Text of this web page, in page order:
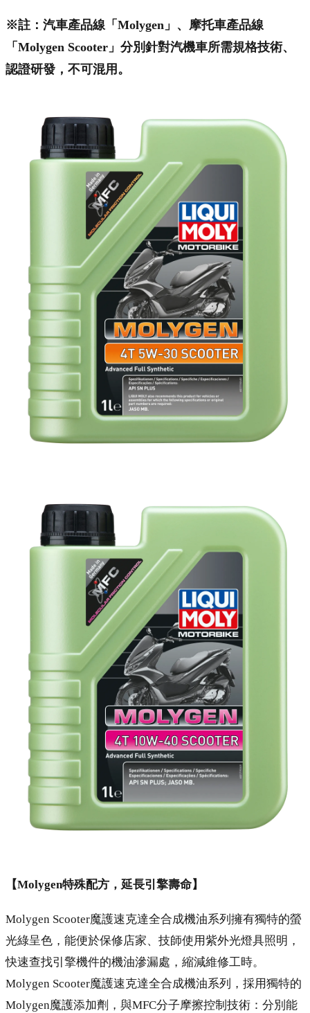
※註：汽車產品線「Molygen」、摩托車產品線
「Molygen Scooter」分別針對汽機車所需規格技術、
認證研發，不可混用。
【Molygen特殊配方，延長引擎壽命】
Molygen Scooter魔護速克達全合成機油系列擁有獨特的螢
光綠呈色，能便於保修店家、技師使用紫外光燈具照明，
快速查找引擎機件的機油滲漏處，縮減維修工時。
Molygen Scooter魔護速克達全合成機油系列，採用獨特的
Molygen魔護添加劑，與MFC分子摩擦控制技術：分別能